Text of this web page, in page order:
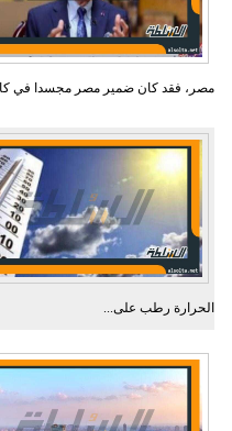
مصر، فقد كان ضمير مصر مجسدا في
الحرارة رطب على...